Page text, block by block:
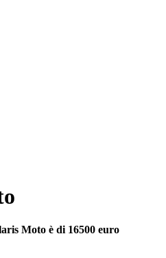
Moto è di 16500 euro